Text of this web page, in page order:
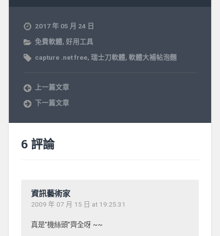
2017 年 05 月 24 日
免費軟體, 好用工具
capture .net free, 瑞士刀軟體, 軟體大補帖泡麵
上一篇文章
下一篇文章
6 評論
資訊藝術家
2009 年 07 月 15 日 at 19:25:31
真是”機絲頭”齊全呀 ~~